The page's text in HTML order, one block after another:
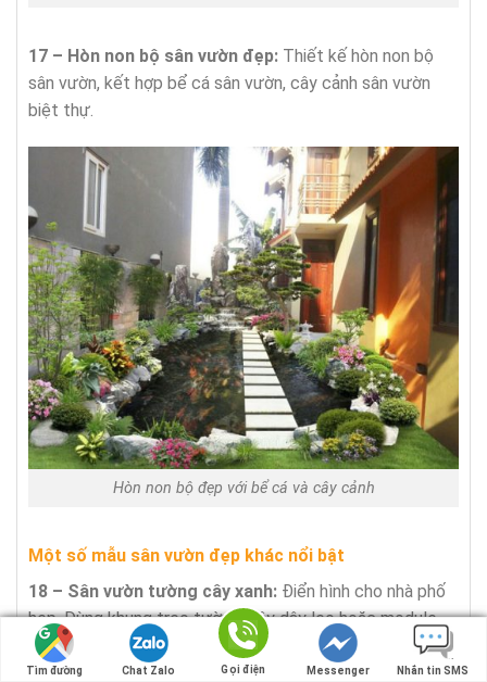
17 – Hòn non bộ sân vườn đẹp: Thiết kế hòn non bộ
sân vườn, kết hợp bể cá sân vườn, cây cảnh sân vườn
biệt thự.
Hòn non bộ đẹp với bể cá và cây cảnh
Một số mẫu sân vườn đẹp khác nổi bật
18 – Sân vườn tường cây xanh: Điển hình cho nhà phố
hẹp. Dùng khung treo tường, cây dây leo hoặc module
thủy canh đứng.
Tìm đường Chat Zalo Gọi điện Messenger Nhắn tin SMS
Tìm đường Chat Zalo Gọi điện Messenger Nhắn tin SMS